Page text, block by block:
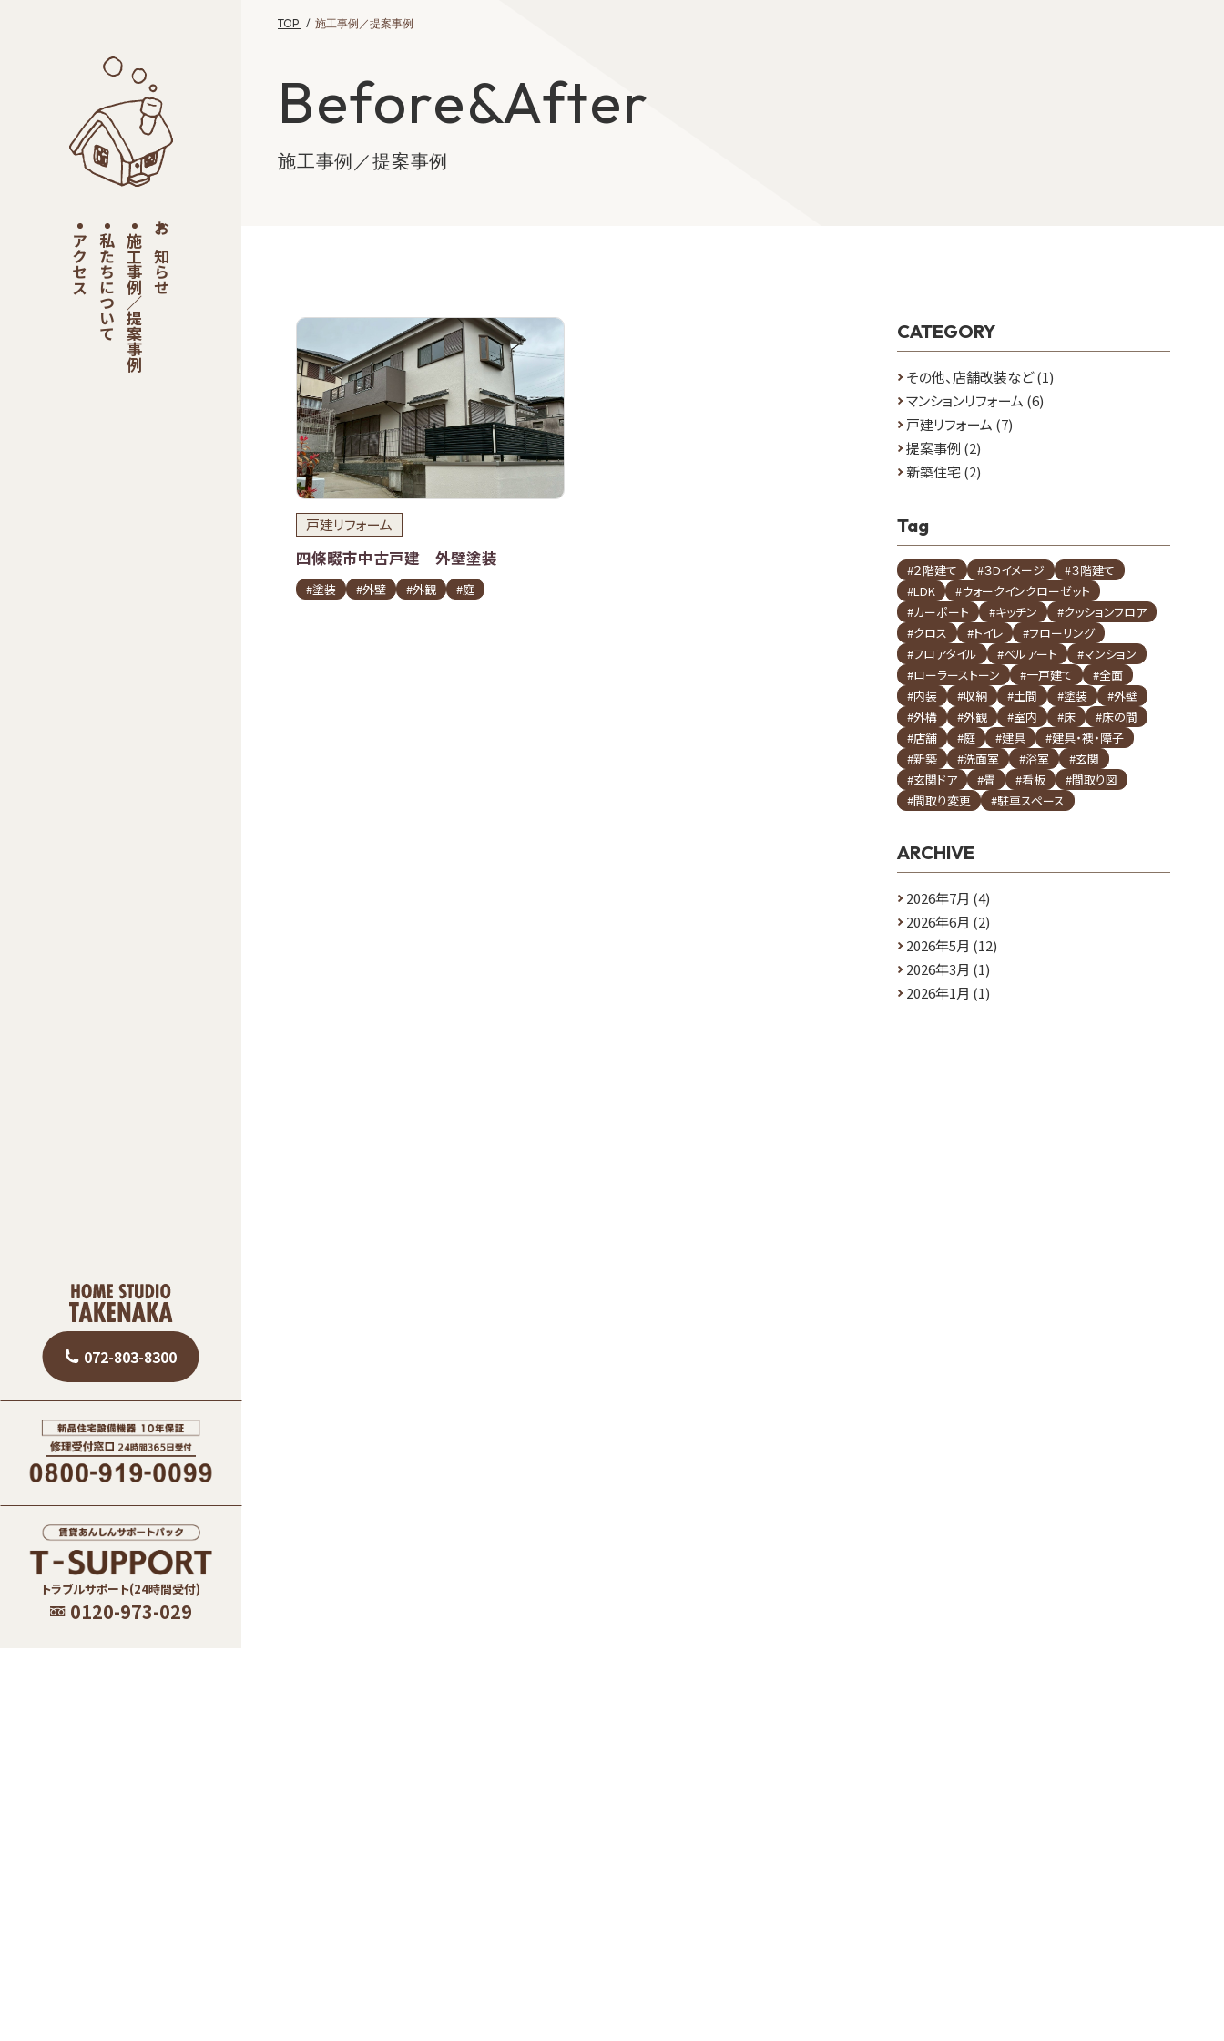
お知らせ
施工事例／提案事例
私たちについて
アクセス
072-803-8300
トラブルサポート(24時間受付)
0120-973-029
TOP 施工事例／提案事例
Before&After
施工事例／提案事例
戸建リフォーム
四條畷市中古戸建 外壁塗装
#塗装 #外壁 #外観 #庭
CATEGORY
その他、店舗改装など(1)
マンションリフォーム (6)
戸建リフォーム (7)
提案事例 (2)
新築住宅(2)
Tag
#２階建て #３Dイメージ
#３階建て
#LDK
#ウォークインクローゼット
#カーポート
#キッチン
#クッションフロア
#クロス
#トイレ
#フローリング
#フロアタイル
#ベルアート
#マンション
#ローラーストーン
#一戸建て
#全面
#内装
#収納 #土間 #塗装
#外壁
#外構
#外観 #室内 #床
#床の間
#店舗
#庭 #建具
#建具・襖・障子
#新築
#洗面室 #浴室
#玄関
#玄関ドア
#畳 #看板
#間取り図
#間取り変更
#駐車スペース
ARCHIVE
2026年7月 (4)
2026年6月 (2)
2026年5月 (12)
2026年3月 (1)
2026年1月 (1)